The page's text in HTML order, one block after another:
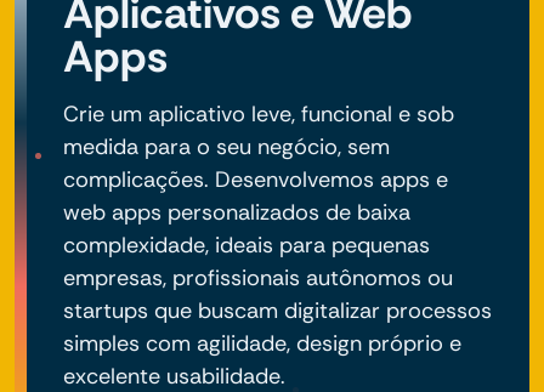
Aplicativos e Web
Apps
Crie um aplicativo leve, funcional e sob
medida para o seu negócio, sem
complicações. Desenvolvemos apps e
web apps personalizados de baixa
complexidade, ideais para pequenas
empresas, profissionais autônomos ou
startups que buscam digitalizar processos
simples com agilidade, design próprio e
excelente usabilidade.